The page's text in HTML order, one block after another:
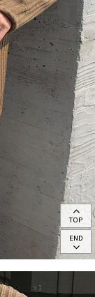
TOP
END